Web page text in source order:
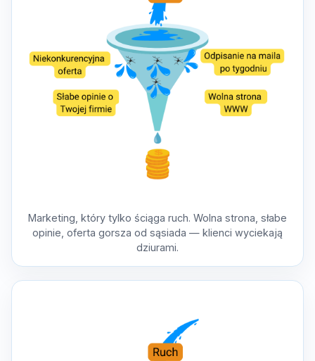
Marketing, który tylko ściąga ruch. Wolna strona, słabe
opinie, oferta gorsza od sąsiada — klienci wyciekają
dziurami.